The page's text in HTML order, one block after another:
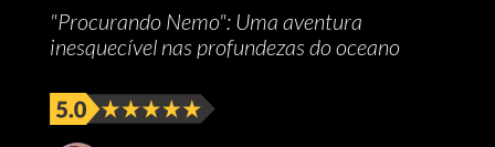
"Procurando Nemo": Uma aventura
inesquecível nas profundezas do oceano